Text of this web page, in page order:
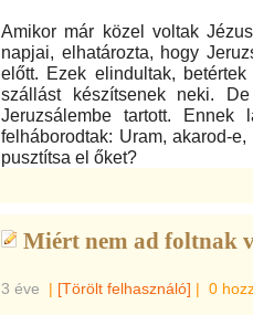
Amikor már közel voltak
napjai, elhatározta, hogy
előtt. Ezek elindultak,
szállást készítsenek neki.
Jeruzsálembe tartott.
felháborodtak: Uram, akarod-
pusztítsa el őket?
Miért nem ad foltnak
3 éve | [Törölt felhasználó] | 0